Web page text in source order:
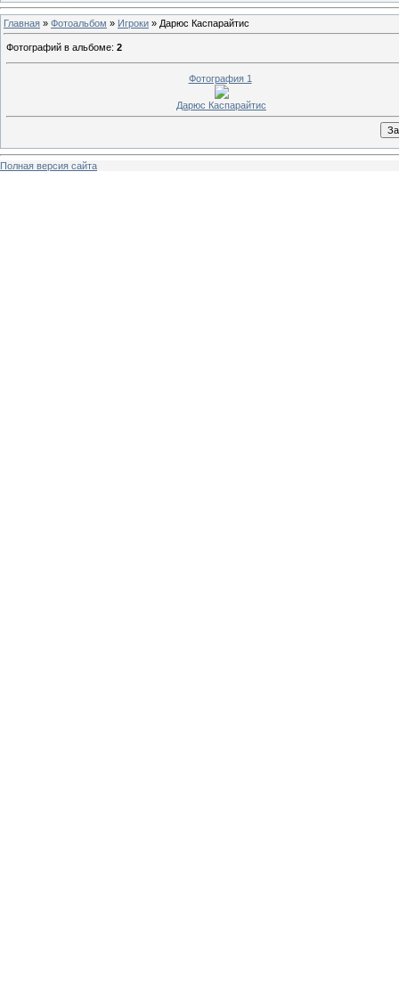
Главная » Фотоальбом » Игроки » Дарюс Каспарайтис
Фотографий в альбоме: 2
Фотография 1
Дарюс Каспарайтис
Полная версия сайта